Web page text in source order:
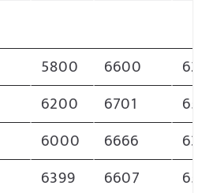
5800 6600
6200 6701
6000 6666
6399 6607